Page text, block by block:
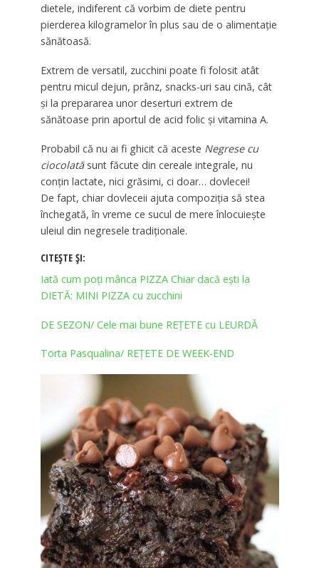
dietele, indiferent că vorbim de diete pentru
pierderea kilogramelor în plus sau de o alimentație
sănătoasă.
Extrem de versatil, zucchini poate fi folosit atât
pentru micul dejun, prânz, snacks-uri sau cină, cât
și la prepararea unor deserturi extrem de
sănătoase prin aportul de acid folic și vitamina A.
Probabil că nu ai fi ghicit că aceste Negrese cu
ciocolatăsunt făcute din cereale integrale, nu
conțin lactate, nici grăsimi, ci doar… dovlecei!
De fapt, chiar dovleceii ajuta compoziția să stea
închegată, în vreme ce sucul de mere înlocuiește
uleiul din negresele tradiționale.
CITEȘTE ȘI:
Iată cum poți mânca PIZZA Chiar dacă ești la
DIETĂ: MINI PIZZA cu zucchini
DE SEZON/ Cele mai bune REȚETE cu LEURDĂ
Torta Pasqualina/ REȚETE DE WEEK-END